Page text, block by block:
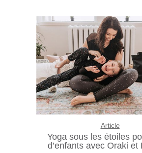
Article
Yoga sous les étoiles
d’enfants avec Oraki et